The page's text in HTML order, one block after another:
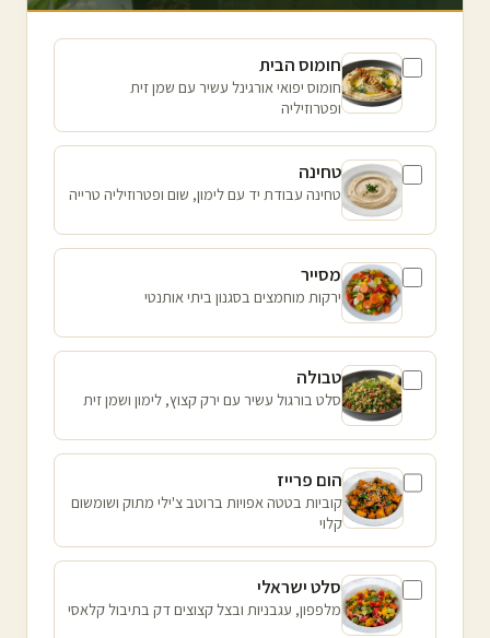
חומוס הבית
חומוס יפואי אורגינל עשיר עם שמן זית
ופטרוזיליה
טחינה
טחינה עבודת יד עם לימון, שום ופטרוזיליה טרייה
מסייר
ירקות מוחמצים בסגנון ביתי אותנטי
טבולה
סלט בורגול עשיר עם ירק קצוץ, לימון ושמן זית
הום פרייז
קוביות בטטה אפויות ברוטב צ'ילי מתוק ושומשום
קלוי
סלט ישראלי
מלפפון, עגבניות ובצל קצוצים דק בתיבול קלאסי